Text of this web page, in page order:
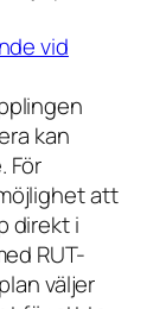
vid
kan
För
att
direkt i
RUT-
väljer